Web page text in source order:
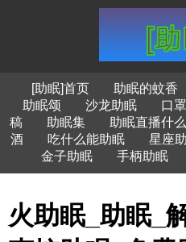
[助眠]首页 助眠的蚊香
助眠颂
沙龙助眠 口
稿
助眠集 助眠直播什
酒
吃什么能助眠 星座
金子助眠
手柄助眠
火助眠_助眠_